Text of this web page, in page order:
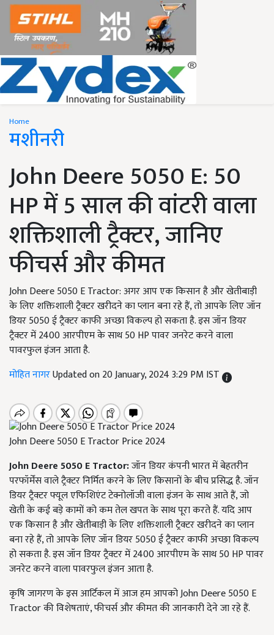
Home
मशीनरी
John Deere 5050 E: 50
HP में 5 साल की वांटरी वाला
शक्तिशाली ट्रैक्टर, जानिए
फीचर्स और कीमत
John Deere 5050 E Tractor: अगर आप एक किसान है और खेतीबाड़ी
के लिए शक्तिशाली ट्रैक्टर खरीदने का प्लान बना रहे हैं, तो आपके लिए जॉन
डियर 5050 ई ट्रैक्टर काफी अच्छा विकल्प हो सकता है. इस जॉन डियर
ट्रैक्टर में 2400 आरपीएम के साथ 50 HP पावर जनरेट करने वाला
पावरफुल इंजन आता है.
मोहित नागरUpdated on 20 January, 2024 3:29 PM IST
John Deere 5050 E Tractor Price 2024
John Deere 5050 E Tractor:जॉन डियर कंपनी भारत में बेहतरीन
परफॉर्मेंस वाले ट्रैक्टर निर्मित करने के लिए किसानों के बीच प्रसिद्ध है. जॉन
डियर ट्रैक्टर फ्यूल एफिशिएंट टेक्नोलॉजी वाला इंजन के साथ आते हैं, जो
खेती के कई बड़े कामों को कम तेल खपत के साथ पूरा करते हैं. यदि आप
एक किसान है और खेतीबाड़ी के लिए शक्तिशाली ट्रैक्टर खरीदने का प्लान
बना रहे हैं, तो आपके लिए जॉन डियर 5050 ई ट्रैक्टर काफी अच्छा विकल्प
हो सकता है. इस जॉन डियर ट्रैक्टर में 2400 आरपीएम के साथ 50 HP पावर
जनरेट करने वाला पावरफुल इंजन आता है.
कृषि जागरण के इस आर्टिकल में आज हम आपको John Deere 5050 E
Tractor की विशेषताएं, फीचर्स और कीमत की जानकारी देने जा रहे हैं.